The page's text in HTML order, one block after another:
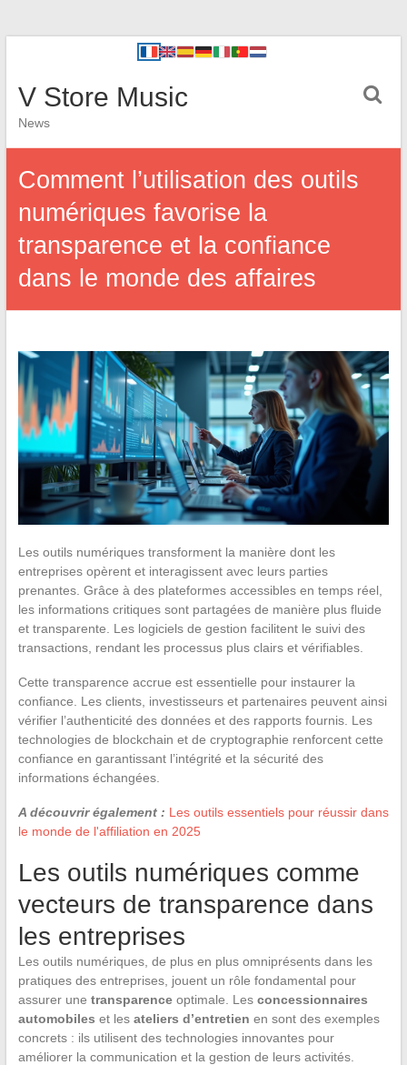
V Store Music
News
Comment l’utilisation des outils
numériques favorise la
transparence et la confiance
dans le monde des affaires
Les outils numériques transforment la manière dont les
entreprises opèrent et interagissent avec leurs parties
prenantes. Grâce à des plateformes accessibles en temps réel,
les informations critiques sont partagées de manière plus fluide
et transparente. Les logiciels de gestion facilitent le suivi des
transactions, rendant les processus plus clairs et vérifiables.
Cette transparence accrue est essentielle pour instaurer la
confiance. Les clients, investisseurs et partenaires peuvent ainsi
vérifier l’authenticité des données et des rapports fournis. Les
technologies de blockchain et de cryptographie renforcent cette
confiance en garantissant l’intégrité et la sécurité des
informations échangées.
A découvrir également : Les outils essentiels pour réussir dans
le monde de l'affiliation en 2025
Les outils numériques comme
vecteurs de transparence dans
les entreprises
Les outils numériques, de plus en plus omniprésents dans les
pratiques des entreprises, jouent un rôle fondamental pour
assurer une transparenceoptimale. Les concessionnaires
automobiles et les ateliers d’entretien en sont des exemples
concrets : ils utilisent des technologies innovantes pour
améliorer la communication et la gestion de leurs activités.